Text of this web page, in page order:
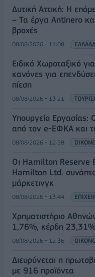
Δυτική Αττική: Η
– Τα έργα Antinero
βροχές
08/08/2026 - 14:08 ΕΛΛΑΔΑ
Ειδικό Χωροταξικό
κανόνες για
πίεση
08/08/2026 - 13:21
Υπουργείο
από τον e-ΕΦΚΑ και
08/08/2026 - 12:58
Οι Hamilton Reserve
Hamilton Ltd.
μάρκετινγκ
08/08/2026 - 13:44
Χρηματιστήριο
1,76%, κέρδη 23,31%
08/08/2026 - 12:36
Διευρύνεται η
με 916 προϊόντα